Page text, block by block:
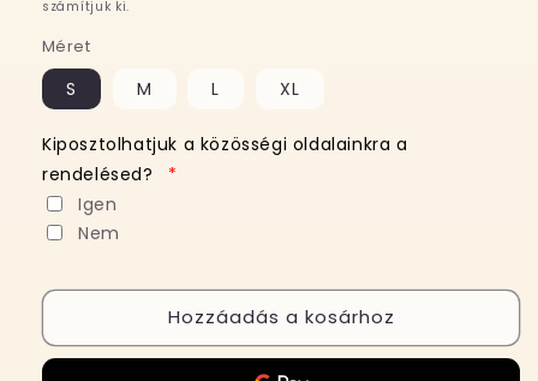
számítjuk ki.
Méret
S M L XL
Kiposztolhatjuk a közösségi oldalainkra a
rendelésed?
*
Igen
Nem
Hozzáadás a kosárhoz